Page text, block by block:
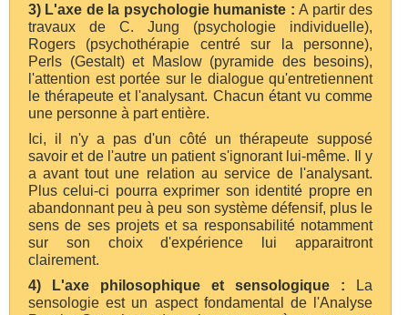
3) L'axe de la psychologie humaniste : A partir des
travaux de C. Jung (psychologie individuelle),
Rogers (psychothérapie centré sur la personne),
Perls (Gestalt) et Maslow (pyramide des besoins),
l'attention est portée sur le dialogue qu'entretiennent
le thérapeute et l'analysant. Chacun étant vu comme
une personne à part entière.
Ici, il n'y a pas d'un côté un thérapeute supposé
savoir et de l'autre un patient s'ignorant lui-même. Il y
a avant tout une relation au service de l'analysant.
Plus celui-ci pourra exprimer son identité propre en
abandonnant peu à peu son système défensif, plus le
sens de ses projets et sa responsabilité notamment
sur son choix d'expérience lui apparaitront
clairement.
4) L'axe philosophique et sensologique :
La
sensologie est un aspect fondamental de l'Analyse